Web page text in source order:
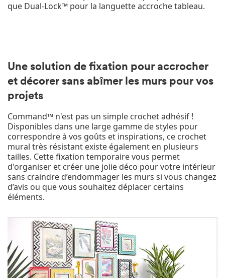
que Dual-Lock™ pour la languette accroche tableau.
Une solution de fixation pour accrocher
et décorer sans abîmer les murs pour vos
projets
Command™ n'est pas un simple crochet adhésif !
Disponibles dans une large gamme de styles pour
correspondre à vos goûts et inspirations, ce crochet
mural très résistant existe également en plusieurs
tailles. Cette fixation temporaire vous permet
d'organiser et créer une jolie déco pour votre intérieur
sans craindre d’endommager les murs si vous changez
d’avis ou que vous souhaitez déplacer certains
éléments.